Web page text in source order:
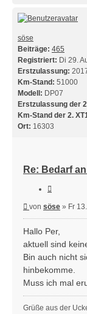
söse
Beiträge: 465
Registriert: Di 29.
Erstzulassung:
Km-Stand: 51000
Modell: DP07
Erstzulassung der
Km-Stand der 2.
Ort: 16303
Re: Bedarf
Beitrag
von söse » Fr
Hallo Per,
aktuell sind
Bin auch nicht
hinbekomme.
Muss ich mal
Grüße aus der